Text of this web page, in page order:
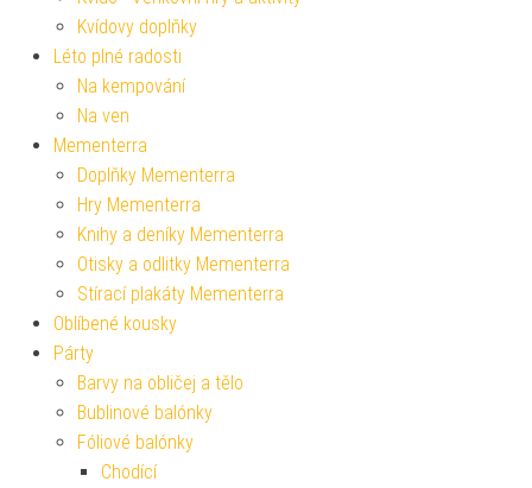
Kvídovy doplňky
Léto plné radosti
Na kempování
Na ven
Mementerra
Doplňky Mementerra
Hry Mementerra
Knihy a deníky Mementerra
Otisky a odlitky Mementerra
Stírací plakáty Mementerra
Oblíbené kousky
Párty
Barvy na obličej a tělo
Bublinové balónky
Fóliové balónky
Chodící